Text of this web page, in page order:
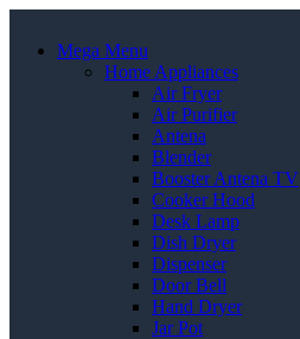
Mega Menu
Home Appliances
Air Fryer
Air Purifier
Antena
Blender
Booster Antena TV
Cooker Hood
Desk Lamp
Dish Dryer
Dispenser
Door Bell
Hand Dryer
Jar Pot